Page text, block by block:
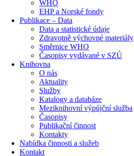
WHO
EHP a Norské fondy
Publikace – Data
Data a statistické údaje
Zdravotně výchovné materiály
Směrnice WHO
Časopisy vydávané v SZÚ
Knihovna
O nás
Aktuality
Služby
Katalogy a databáze
Meziknihovní výpůjční služba
Časopisy
Publikační činnost
Kontakty
Nabídka činnosti a služeb
Kontakt